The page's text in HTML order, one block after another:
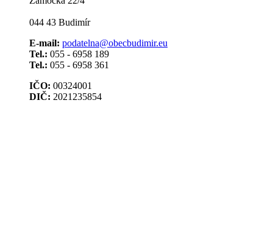
044 43 Budimír
E-mail: podatelna@obecbudimir.eu
Tel.: 055 - 6958 189
Tel.: 055 - 6958 361
IČO: 00324001
DIČ: 2021235854